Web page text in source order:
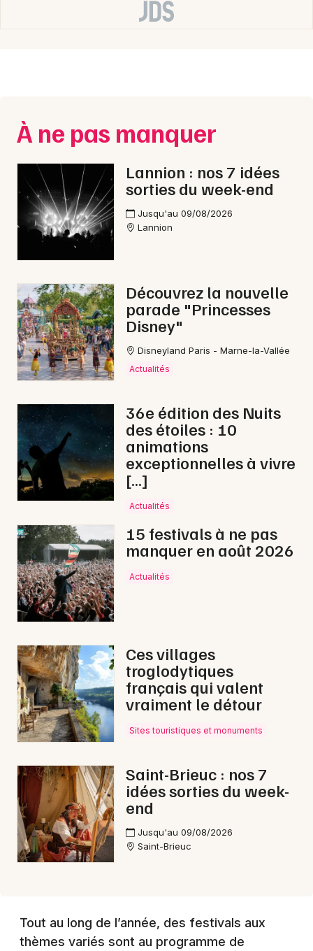
Choisir mes départements
À ne pas manquer
Lannion : nos 7 idées
sorties du week-end
Jusqu'au 09/08/2026
Lannion
Découvrez la nouvelle
parade "Princesses
Disney"
Disneyland Paris - Marne-la-Vallée
Actualités
36e édition des Nuits
des étoiles : 10
animations
exceptionnelles à vivre
[…]
Actualités
15 festivals à ne pas
manquer en août 2026
Actualités
Ces villages
troglodytiques
français qui valent
vraiment le détour
Sites touristiques et monuments
Saint-Brieuc : nos 7
idées sorties du week-
end
Jusqu'au 09/08/2026
Saint-Brieuc
Tout au long de l’année, des festivals aux
thèmes variés sont au programme de